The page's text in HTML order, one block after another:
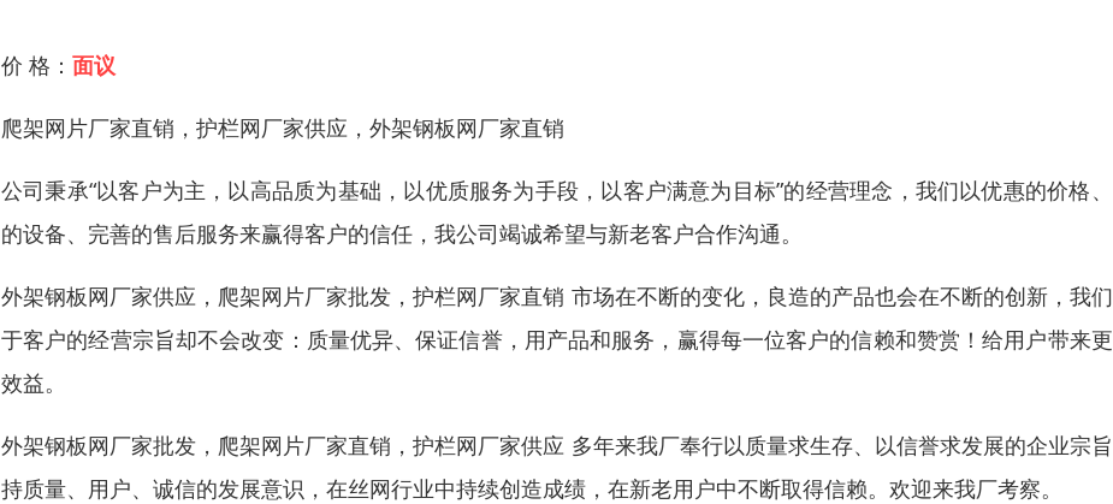
价 格： 面议
爬架网片厂家直销，护栏网厂家供应，外架钢板网厂家直销
公司秉承“以客户为主，以高品质为基础，以优质服务为手段，以客户满意为目标”的经营理念，我们以优惠的价格
的设备、完善的售后服务来赢得客户的信任，我公司竭诚希望与新老客户合作沟通。
外架钢板网厂家供应，爬架网片厂家批发，护栏网厂家直销 市场在不断的变化，良造的产品也会在不断的创新，我
于客户的经营宗旨却不会改变：质量优异、保证信誉，用产品和服务，赢得每一位客户的信赖和赞赏！给用户带来
效益。
外架钢板网厂家批发，爬架网片厂家直销，护栏网厂家供应 多年来我厂奉行以质量求生存、以信誉求发展的企业宗
持质量、用户、诚信的发展意识，在丝网行业中持续创造成绩，在新老用户中不断取得信赖。欢迎来我厂考察。